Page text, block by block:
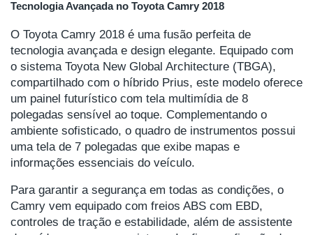
Tecnologia Avançada no Toyota Camry 2018
O Toyota Camry 2018 é uma fusão perfeita de
tecnologia avançada e design elegante. Equipado com
o sistema Toyota New Global Architecture (TBGA),
compartilhado com o híbrido Prius, este modelo oferece
um painel futurístico com tela multimídia de 8
polegadas sensível ao toque. Complementando o
ambiente sofisticado, o quadro de instrumentos possui
uma tela de 7 polegadas que exibe mapas e
informações essenciais do veículo.
Para garantir a segurança em todas as condições, o
Camry vem equipado com freios ABS com EBD,
controles de tração e estabilidade, além de assistente